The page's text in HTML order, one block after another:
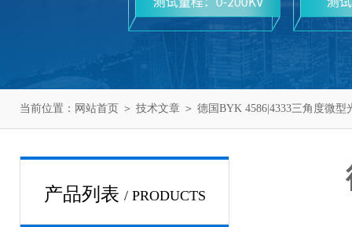
当前位置： 网站首页 ＞ 技术文章 ＞ 德国BYK 4586|4333三角度微型
产品列表 / PRODUCTS